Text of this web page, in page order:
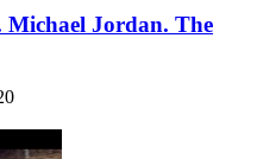
Michael Jordan. The